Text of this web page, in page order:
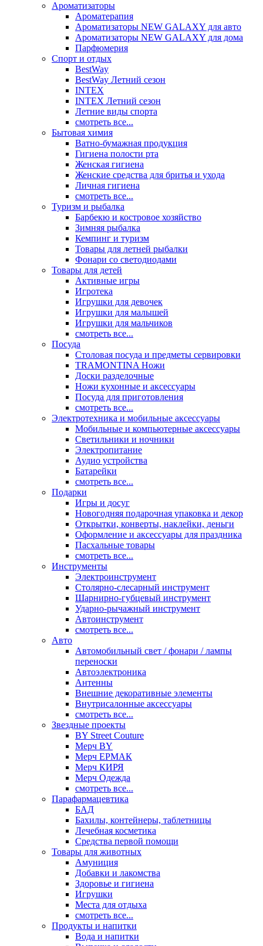
Ароматизаторы
Ароматерапия
Ароматизаторы NEW GALAXY для авто
Ароматизаторы NEW GALAXY для дома
Парфюмерия
Спорт и отдых
BestWay
BestWay Летний сезон
INTEX
INTEX Летний сезон
Летние виды спорта
смотреть все...
Бытовая химия
Ватно-бумажная продукция
Гигиена полости рта
Женская гигиена
Женские средства для бритья и ухода
Личная гигиена
смотреть все...
Туризм и рыбалка
Барбекю и костровое хозяйство
Зимняя рыбалка
Кемпинг и туризм
Товары для летней рыбалки
Фонари со светодиодами
Товары для детей
Активные игры
Игротека
Игрушки для девочек
Игрушки для малышей
Игрушки для мальчиков
смотреть все...
Посуда
Столовая посуда и предметы сервировки
TRAMONTINA Ножи
Доски разделочные
Ножи кухонные и аксессуары
Посуда для приготовления
смотреть все...
Электротехника и мобильные аксессуары
Мобильные и компьютерные аксессуары
Светильники и ночники
Электропитание
Аудио устройства
Батарейки
смотреть все...
Подарки
Игры и досуг
Новогодняя подарочная упаковка и декор
Открытки, конверты, наклейки, деньги
Оформление и аксессуары для праздника
Пасхальные товары
смотреть все...
Инструменты
Электроинструмент
Столярно-слесарный инструмент
Шарнирно-губцевый инструмент
Ударно-рычажный инструмент
Автоинструмент
смотреть все...
Авто
Автомобильный свет / фонари / лампы
переноски
Автоэлектроника
Антенны
Внешние декоративные элементы
Внутрисалонные аксессуары
смотреть все...
Звездные проекты
BY Street Couture
Мерч BY
Мерч ЕРМАК
Мерч КИРЯ
Мерч Одежда
смотреть все...
Парафармацевтика
БАД
Бахилы, контейнеры, таблетницы
Лечебная косметика
Средства первой помощи
Товары для животных
Амуниция
Добавки и лакомства
Здоровье и гигиена
Игрушки
Места для отдыха
смотреть все...
Продукты и напитки
Вода и напитки